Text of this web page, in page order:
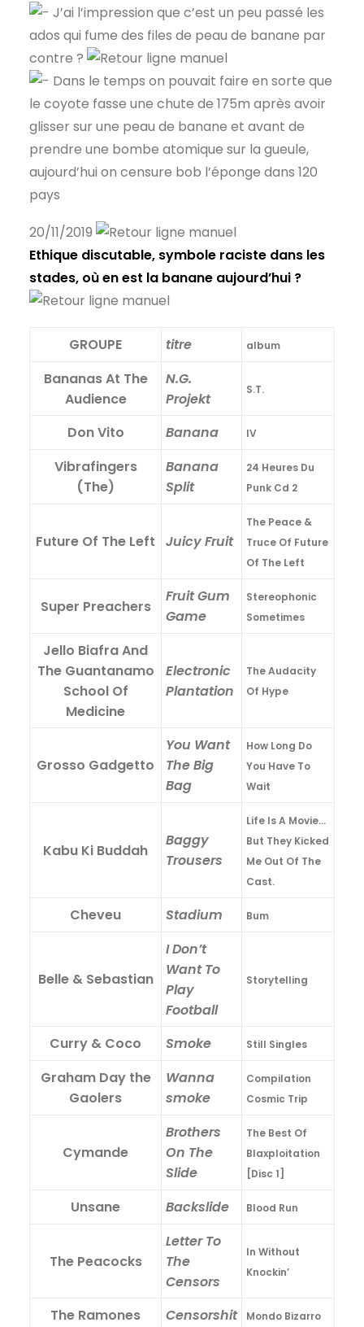
J’ai l’impression que c’est un peu passé les
ados qui fume des files de peau de banane par
contre ?
Dans le temps on pouvait faire en sorte que
le coyote fasse une chute de 175m après avoir
glisser sur une peau de banane et avant de
prendre une bombe atomique sur la gueule,
aujourd’hui on censure bob l’éponge dans 120
pays
20/11/2019
Ethique discutable, symbole raciste dans les
stades, où en est la banane aujourd’hui ?
GROUPE titre album
Bananas At The
Audience
N.G.
Projekt
S.T.
Don Vito Banana IV
Vibrafingers
(The)
Banana
Split
24 Heures Du
Punk Cd 2
Future Of The Left Juicy Fruit
The Peace &
Truce Of Future
Of The Left
Super Preachers
Fruit Gum
Game
Stereophonic
Sometimes
Jello Biafra And
The Guantanamo
School Of
Medicine
Electronic
Plantation
The Audacity
Of Hype
Grosso Gadgetto
You Want
The Big
Bag
How Long Do
You Have To
Wait
Kabu Ki Buddah
Baggy
Trousers
Life Is A Movie…
But They Kicked
Me Out Of The
Cast.
Cheveu Stadium Bum
Belle & Sebastian
I Don’t
Want To
Play
Football
Storytelling
Curry & Coco Smoke Still Singles
Graham Day the
Gaolers
Wanna
smoke
Compilation
Cosmic Trip
Cymande
Brothers
On The
Slide
The Best Of
Blaxploitation
[Disc 1]
Unsane Backslide Blood Run
The Peacocks
Letter To
The
Censors
In Without
Knockin’
The Ramones Censorshit Mondo Bizarro